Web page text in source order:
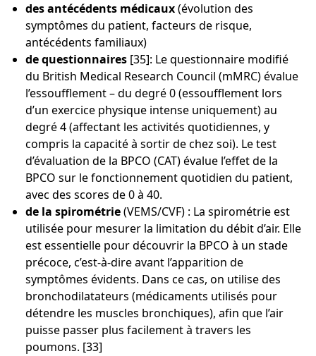
des antécédents médicaux(évolution des
symptômes du patient, facteurs de risque,
antécédents familiaux)
de questionnaires [35]: Le questionnaire modifié
du British Medical Research Council (mMRC) évalue
l’essoufflement – du degré 0 (essoufflement lors
d’un exercice physique intense uniquement) au
degré 4 (affectant les activités quotidiennes, y
compris la capacité à sortir de chez soi). Le test
d’évaluation de la BPCO (CAT) évalue l’effet de la
BPCO sur le fonctionnement quotidien du patient,
avec des scores de 0 à 40.
de la spirométrie(VEMS/CVF) : La spirométrie est
utilisée pour mesurer la limitation du débit d’air. Elle
est essentielle pour découvrir la BPCO à un stade
précoce, c’est-à-dire avant l’apparition de
symptômes évidents. Dans ce cas, on utilise des
bronchodilatateurs (médicaments utilisés pour
détendre les muscles bronchiques), afin que l’air
puisse passer plus facilement à travers les
poumons. [33]